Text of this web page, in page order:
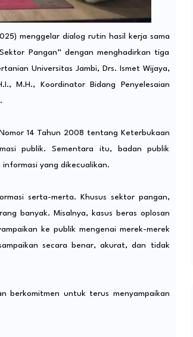
menggelar dialog rutin hasil kerja sama
Pangan” dengan menghadirkan tiga
Universitas Jambi, Drs. Ismet Wijaya,
M.H., Koordinator Bidang Penyelesaian
14 Tahun 2008 tentang Keterbukaan
publik. Sementara itu, badan publik
yang dikecualikan.
serta-merta. Khusus sektor pangan,
banyak. Misalnya, kasus beras oplosan
ke publik mengenai merek-merek
secara benar, akurat, dan tidak
berkomitmen untuk terus menyampaikan